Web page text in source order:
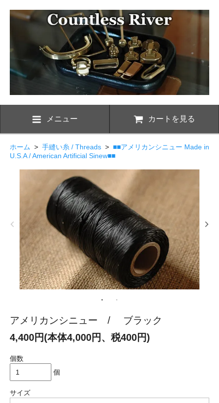
メニュー カートを見る
ホーム > 手縫い糸 / Threads > ■■アメリカンシニュー Made in
U.S.A / American Artificial Sinew■■
アメリカンシニュー / ブラック
4,400円(本体4,000円、税400円)
個数
個
サイズ